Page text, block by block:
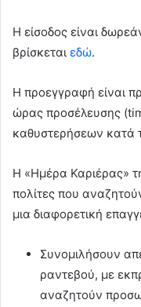
Η είσοδος είναι
βρίσκεται εδώ.
Η προεγγραφή είναι
ώρας προσέλευσης
καθυστερήσεων κατά
Η «Ημέρα Καριέρας»
πολίτες που
μια διαφορετική
Συνομιλήσουν
ραντεβού, με
αναζητούν